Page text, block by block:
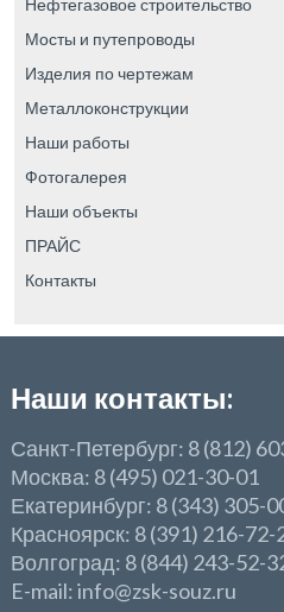
Нефтегазовое строительство
Мосты и путепроводы
Изделия по чертежам
Металлоконструкции
Наши работы
Фотогалерея
Наши объекты
ПРАЙС
Контакты
Наши контакты:
Санкт-Петербург: 8 (812)
Москва: 8 (495) 021-30-01
Екатеринбург: 8 (343) 305-
Красноярск: 8 (391) 216-72-
Волгоград: 8 (844) 243-52-
E-mail: info@zsk-souz.ru